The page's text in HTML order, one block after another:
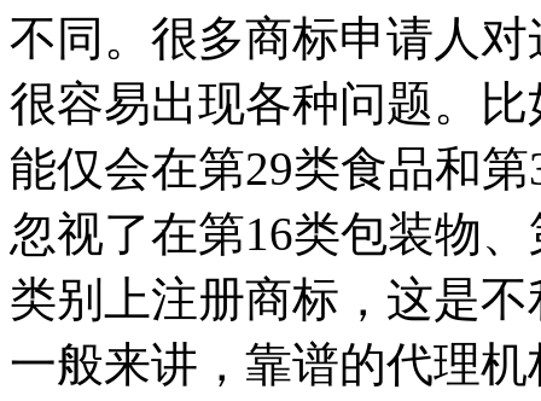
不同。很多商标申请人
很容易出现各种问题。
能仅会在第29类食品和
忽视了在第16类包装物
类别上注册商标，这是
一般来讲，靠谱的代理